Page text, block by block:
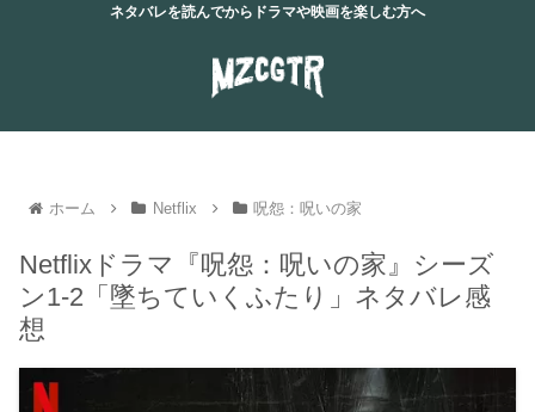
ネタバレを読んでからドラマや映画を楽しむ方へ
ホーム Netflix 呪怨：呪いの家
Netflixドラマ『呪怨：呪いの家』シーズ
ン1-2「墜ちていくふたり」ネタバレ感
想